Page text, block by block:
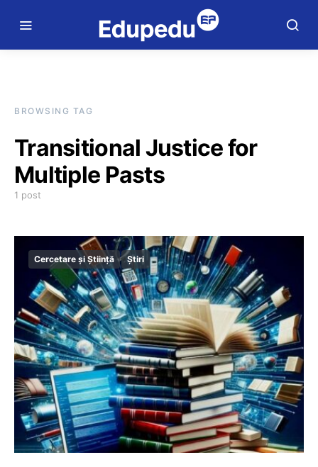
BROWSING TAG
Transitional Justice for
Multiple Pasts
1 post
Cercetare și Știință Știri